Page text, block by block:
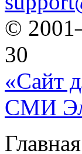
©
30
«Сайт
СМИ Эл